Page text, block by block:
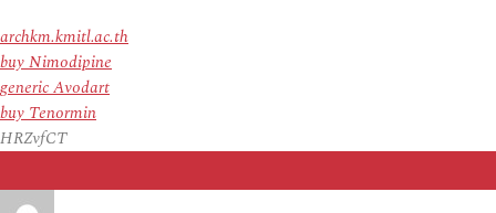
archkm.kmitl.ac.th
buy Nimodipine
generic Avodart
buy Tenormin
HRZvfCT